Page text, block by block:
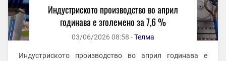
Индустриското производство во април
годинава е зголемено за 7,6 %
03/06/2026 08:58 -Телма
Индустриското производство во април годинава е